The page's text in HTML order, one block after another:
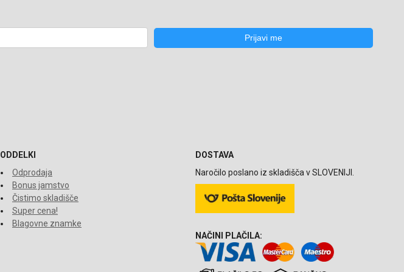
ODDELKI
Odprodaja
Bonus jamstvo
Čistimo skladišče
Super cena!
Blagovne znamke
DOSTAVA
Naročilo poslano iz skladišča v SLOVENIJI.
NAČINI PLAČILA: